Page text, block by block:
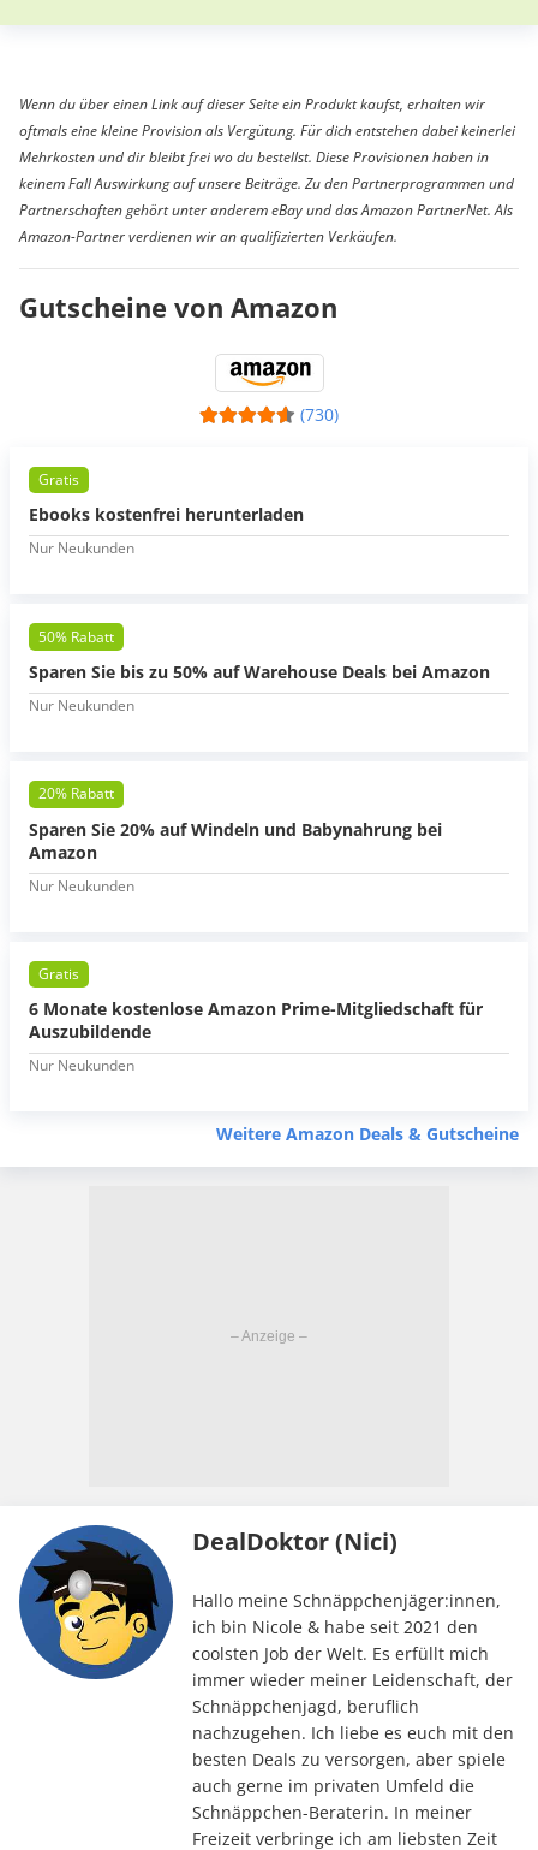
Wenn du über einen Link auf dieser Seite ein Produkt kaufst, erhalten wir
oftmals eine kleine Provision als Vergütung. Für dich entstehen dabei keinerlei
Mehrkosten und dir bleibt frei wo du bestellst. Diese Provisionen haben in
keinem Fall Auswirkung auf unsere Beiträge. Zu den Partnerprogrammen und
Partnerschaften gehört unter anderem eBay und das Amazon PartnerNet. Als
Amazon-Partner verdienen wir an qualifizierten Verkäufen.
Gutscheine von Amazon
(730)
Gratis
Ebooks kostenfrei herunterladen
Nur Neukunden
50% Rabatt
Sparen Sie bis zu 50% auf Warehouse Deals bei Amazon
Nur Neukunden
20% Rabatt
Sparen Sie 20% auf Windeln und Babynahrung bei
Amazon
Nur Neukunden
Gratis
6 Monate kostenlose Amazon Prime-Mitgliedschaft für
Auszubildende
Nur Neukunden
Weitere Amazon Deals & Gutscheine
DealDoktor (Nici)
Hallo meine Schnäppchenjäger:innen,
ich bin Nicole & habe seit 2021 den
coolsten Job der Welt. Es erfüllt mich
immer wieder meiner Leidenschaft, der
Schnäppchenjagd, beruflich
nachzugehen. Ich liebe es euch mit den
besten Deals zu versorgen, aber spiele
auch gerne im privaten Umfeld die
Schnäppchen-Beraterin. In meiner
Freizeit verbringe ich am liebsten Zeit